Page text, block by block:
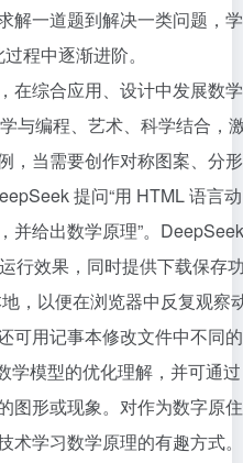
解一道题到解决一类问题，学
程中逐渐进阶。
在综合应用、设计中发展数学
与编程、艺术、科学结合，
，当需要创作对称图案、分形
提问“用 HTML 语言动
并给出数学原理”。DeepSeek
行效果，同时提供下载保存
，以便在浏览器中反复观察
可用记事本修改文件中不同的
学模型的优化理解，并可通过
图形或现象。对作为数字原住
学习数学原理的有趣方式。